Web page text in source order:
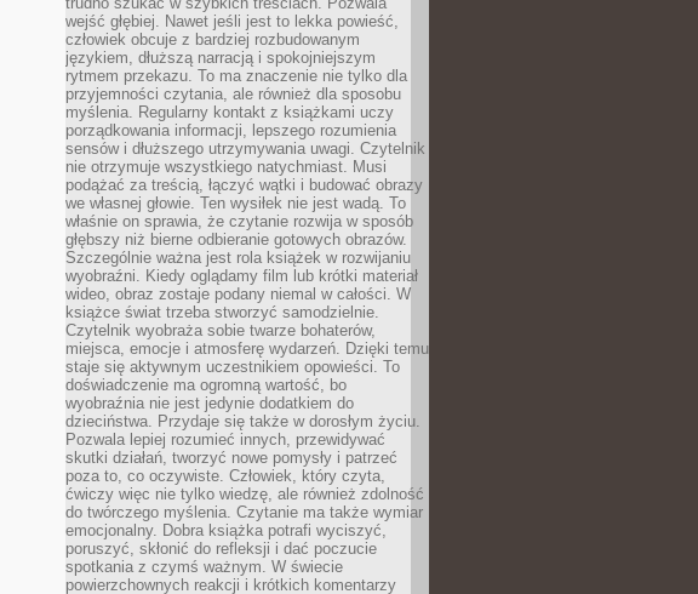
wejść głębiej. Nawet jeśli jest to lekka powieść,
człowiek obcuje z bardziej rozbudowanym
językiem, dłuższą narracją i spokojniejszym
rytmem przekazu. To ma znaczenie nie tylko dla
przyjemności czytania, ale również dla sposobu
myślenia. Regularny kontakt z książkami uczy
porządkowania informacji, lepszego rozumienia
sensów i dłuższego utrzymywania uwagi. Czytelnik
nie otrzymuje wszystkiego natychmiast. Musi
podążać za treścią, łączyć wątki i budować obrazy
we własnej głowie. Ten wysiłek nie jest wadą. To
właśnie on sprawia, że czytanie rozwija w sposób
głębszy niż bierne odbieranie gotowych obrazów.
Szczególnie ważna jest rola książek w rozwijaniu
wyobraźni. Kiedy oglądamy film lub krótki materiał
wideo, obraz zostaje podany niemal w całości. W
książce świat trzeba stworzyć samodzielnie.
Czytelnik wyobraża sobie twarze bohaterów,
miejsca, emocje i atmosferę wydarzeń. Dzięki temu
staje się aktywnym uczestnikiem opowieści. To
doświadczenie ma ogromną wartość, bo
wyobraźnia nie jest jedynie dodatkiem do
dzieciństwa. Przydaje się także w dorosłym życiu.
Pozwala lepiej rozumieć innych, przewidywać
skutki działań, tworzyć nowe pomysły i patrzeć
poza to, co oczywiste. Człowiek, który czyta,
ćwiczy więc nie tylko wiedzę, ale również zdolność
do twórczego myślenia. Czytanie ma także wymiar
emocjonalny. Dobra książka potrafi wyciszyć,
poruszyć, skłonić do refleksji i dać poczucie
spotkania z czymś ważnym. W świecie
powierzchownych reakcji i krótkich komentarzy